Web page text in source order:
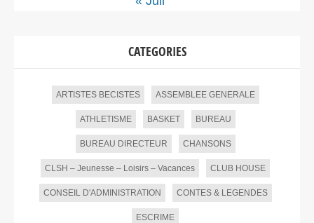
CATEGORIES
ARTISTES BECISTES ASSEMBLEE GENERALE
ATHLETISME BASKET BUREAU
BUREAU DIRECTEUR CHANSONS
CLSH – Jeunesse – Loisirs – Vacances CLUB HOUSE
CONSEIL D'ADMINISTRATION CONTES & LEGENDES
ESCRIME